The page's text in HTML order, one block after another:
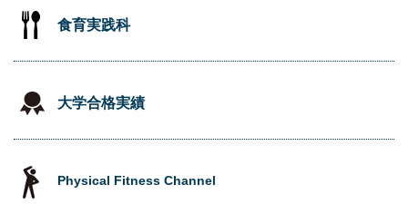
食育実践科
大学合格実績
Physical Fitness Channel